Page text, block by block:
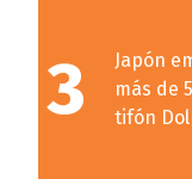
3
Japón
más de
tifón